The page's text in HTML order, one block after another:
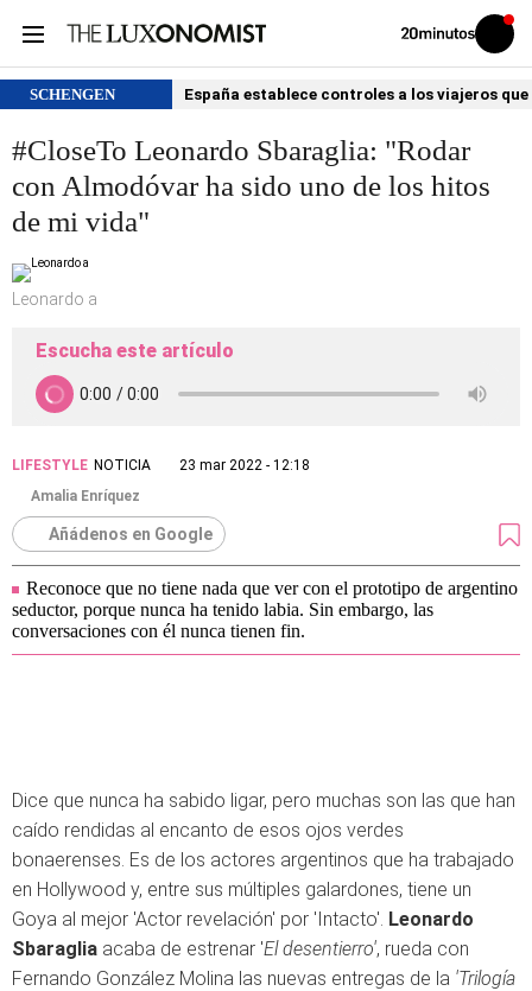
Volver
Iniciar
sesión
SCHENGEN España establece controles a los viajeros
#CloseTo Leonardo Sbaraglia: "Rodar
con Almodóvar ha sido uno de los hitos
de mi vida"
Leonardo a
Escucha este artículo
LIFESTYLE NOTICIA
23 mar 2022 - 12:18
Amalia Enríquez
Añádenos en Google
Reconoce que no tiene nada que ver con el prototipo de argentino
seductor, porque nunca ha tenido labia. Sin embargo, las
conversaciones con él nunca tienen fin.
Dice que nunca ha sabido ligar, pero muchas son las que han
caído rendidas al encanto de esos ojos verdes
bonaerenses. Es de los actores argentinos que ha trabajado
en Hollywood y, entre sus múltiples galardones, tiene un
Goya al mejor 'Actor revelación' por 'Intacto'. Leonardo
Sbaraglia acaba de estrenar 'El desentierro', rueda con
Fernando González Molina las nuevas entregas de la 'Trilogía